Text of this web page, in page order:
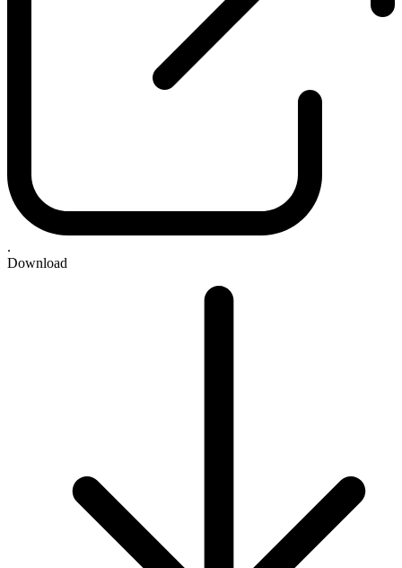
.
Download